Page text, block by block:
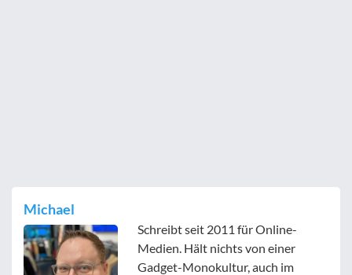
Michael
Schreibt seit 2011 für Online-
Medien. Hält nichts von einer
Gadget-Monokultur, auch im